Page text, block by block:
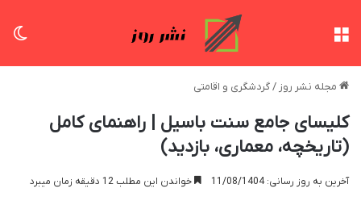
مجله نشر روز /گردشگری و اقامتی
کلیسای جامع سنت باسیل | راهنمای کامل
(تاریخچه، معماری، بازدید)
آخرین به روز رسانی: 11/08/1404 خواندن این مطلب 12 دقیقه زمان میبرد